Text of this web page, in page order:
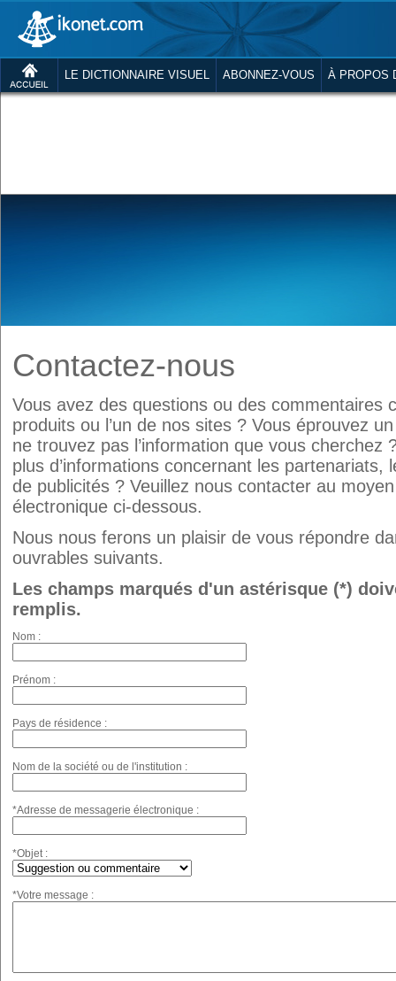
LE DICTIONNAIRE VISUEL ABONNEZ-VOUS À PROPOS
Contactez-nous
Vous avez des questions ou des commentaires
produits ou l’un de nos sites ? Vous éprouvez
ne trouvez pas l’information que vous cherchez
plus d’informations concernant les partenariats,
de publicités ? Veuillez nous contacter au
électronique ci-dessous.
Nous nous ferons un plaisir de vous répondre
ouvrables suivants.
Les champs marqués d'un astérisque (*)
remplis.
Nom :
Prénom :
Pays de résidence :
Nom de la société ou de l'institution :
*Adresse de messagerie électronique :
*Objet :
*Votre message :